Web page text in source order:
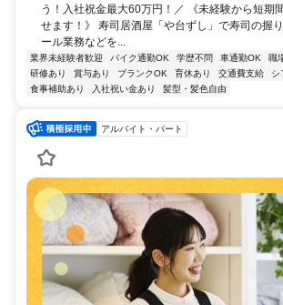
う！入社祝金最大60万円！／ 《未経験から短期
せます！》 寿司居酒屋「や台ずし」で寿司の握
ール業務などを...
業界未経験者歓迎 バイク通勤OK 学歴不問 車通勤OK 職
研修あり
賞与あり ブランクOK 育休あり 交通費支給 シ
食事補助あり
入社祝い金あり 髪型・髪色自由
アルバイト・パート